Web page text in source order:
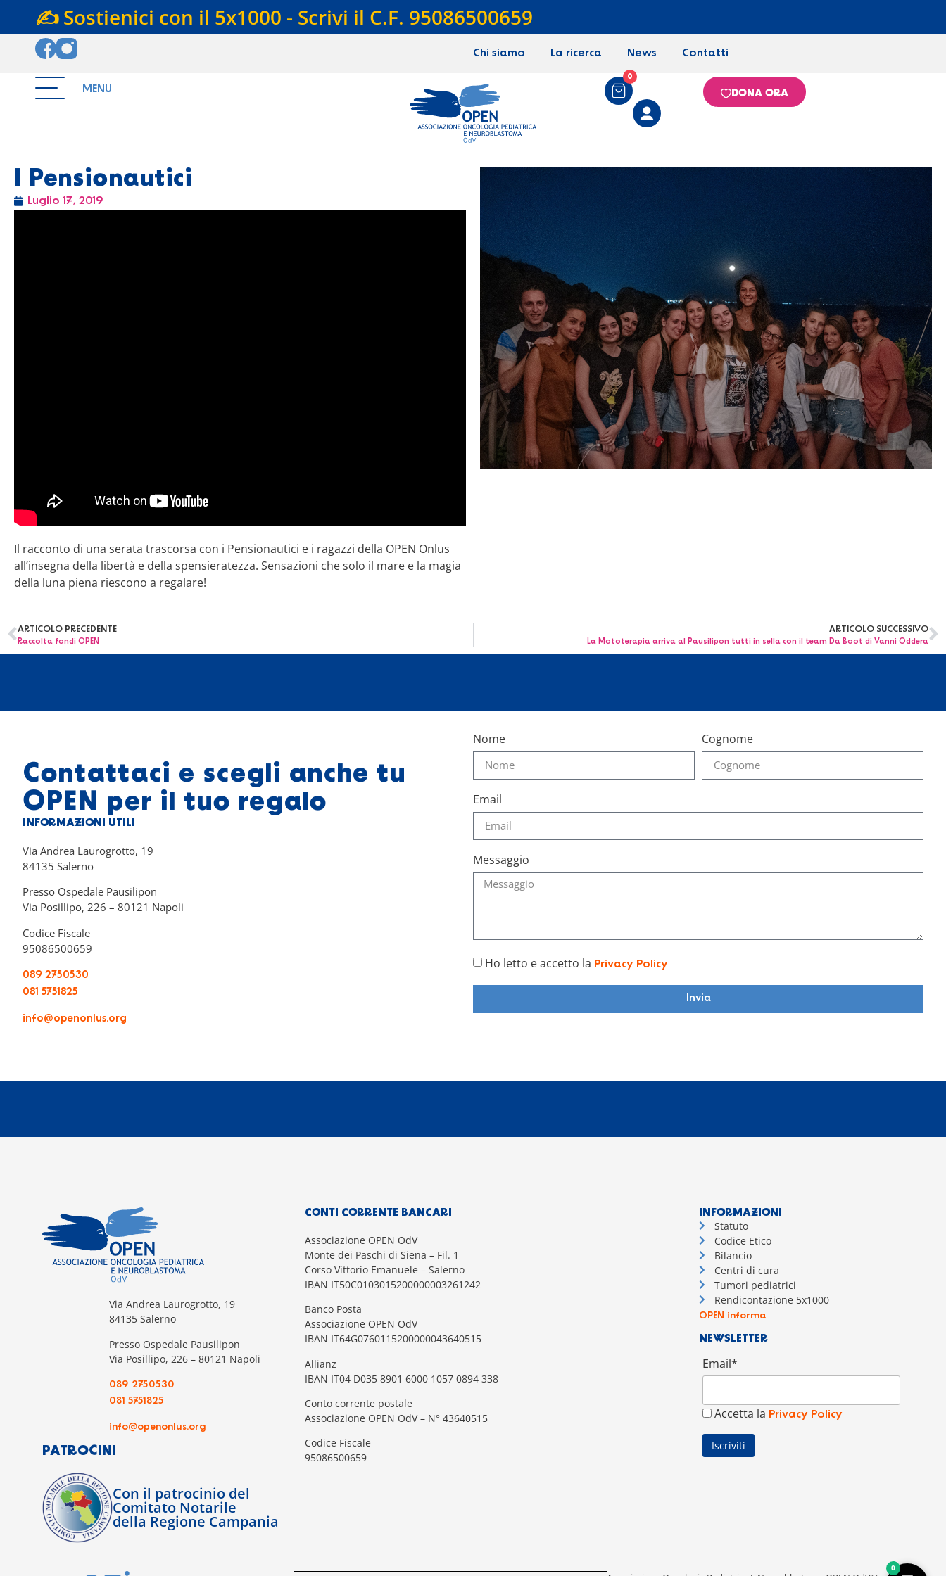
✍️ Sostienici con il 5x1000 - Scrivi il C.F. 95086500659
Chi siamo La ricerca News Contatti
MENU
0
DONA ORA
I Pensionautici
Luglio 17, 2019
Il racconto di una serata trascorsa con i Pensionautici e i ragazzi della OPEN Onlus
all’insegna della libertà e della spensieratezza. Sensazioni che solo il mare e la magia
della luna piena riescono a regalare!
ARTICOLO PRECEDENTE
Raccolta fondi OPEN
ARTICOLO SUCCESSIVO
La Mototerapia arriva al Pausilipon tutti in sella con il team Da Boot di Vanni Oddera
Contattaci e scegli anche tu
OPEN per il tuo regalo
INFORMAZIONI UTILI
Via Andrea Laurogrotto, 19
84135 Salerno
Presso Ospedale Pausilipon
Via Posillipo, 226 – 80121 Napoli
Codice Fiscale
95086500659
089 2750530
081 5751825
info@openonlus.org
Nome Cognome
Email
Messaggio
Ho letto e accetto la Privacy Policy
Invia
Via Andrea Laurogrotto, 19
84135 Salerno
Presso Ospedale Pausilipon
Via Posillipo, 226 – 80121 Napoli
089 2750530
081 5751825
info@openonlus.org
PATROCINI
Con il patrocinio del
Comitato Notarile
della Regione Campania
CONTI CORRENTE BANCARI
Associazione OPEN OdV
Monte dei Paschi di Siena – Fil. 1
Corso Vittorio Emanuele – Salerno
IBAN IT50C0103015200000003261242
Banco Posta
Associazione OPEN OdV
IBAN IT64G0760115200000043640515
Allianz
IBAN IT04 D035 8901 6000 1057 0894 338
Conto corrente postale
Associazione OPEN OdV – N° 43640515
Codice Fiscale
95086500659
INFORMAZIONI
Statuto
Codice Etico
Bilancio
Centri di cura
Tumori pediatrici
Rendicontazione 5x1000
OPEN informa
NEWSLETTER
Email*
Accetta la Privacy Policy
0